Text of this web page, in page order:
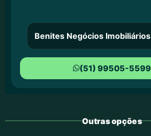
Benites Negócios Imobiliários
(51) 99505-5599
Outras opções